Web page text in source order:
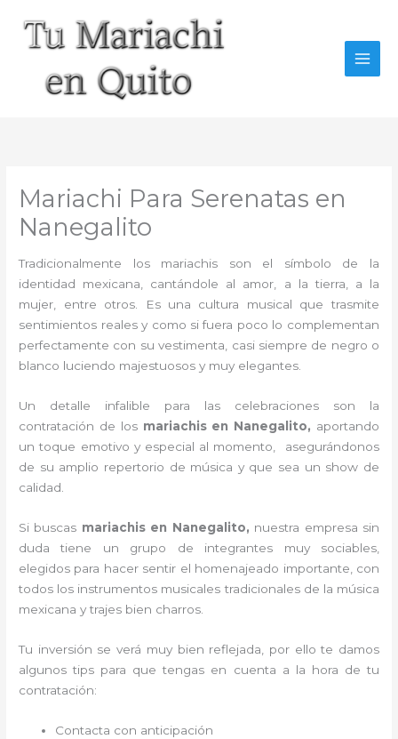
contenido
Mariachi Para Serenatas en
Nanegalito
Tradicionalmente los mariachis son el símbolo de la
identidad mexicana, cantándole al amor, a la tierra, a la
mujer, entre otros. Es una cultura musical que trasmite
sentimientos reales y como si fuera poco lo complementan
perfectamente con su vestimenta, casi siempre de negro o
blanco luciendo majestuosos y muy elegantes.
Un detalle infalible para las celebraciones son la
contratación de losmariachis en Nanegalito, aportando
un toque emotivo y especial al momento, asegurándonos
de su amplio repertorio de música y que sea un show de
calidad.
Si buscas mariachis en Nanegalito, nuestra empresa sin
duda tiene un grupo de integrantes muy sociables,
elegidos para hacer sentir el homenajeado importante, con
todos los instrumentos musicales tradicionales de la música
mexicana y trajes bien charros.
Tu inversión se verá muy bien reflejada, por ello te damos
algunos tips para que tengas en cuenta a la hora de tu
contratación:
Contacta con anticipación